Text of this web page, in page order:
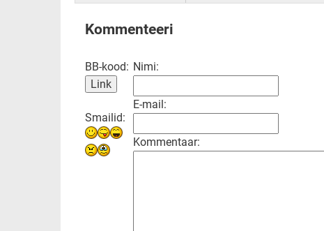
Kommenteeri
BB-kood:
Smailid:
Nimi:
E-mail:
Kommentaar: